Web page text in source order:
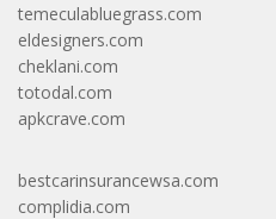
temeculabluegrass.com
eldesigners.com
cheklani.com
totodal.com
apkcrave.com
bestcarinsurancewsa.com
complidia.com